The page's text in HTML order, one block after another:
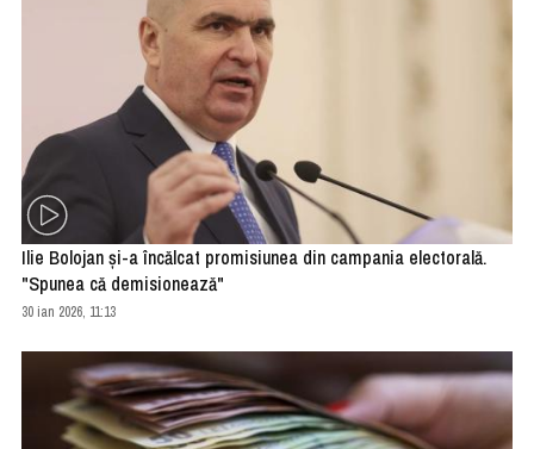
Ilie Bolojan şi-a încălcat promisiunea din campania electorală.
"Spunea că demisionează"
30 ian 2026, 11:13